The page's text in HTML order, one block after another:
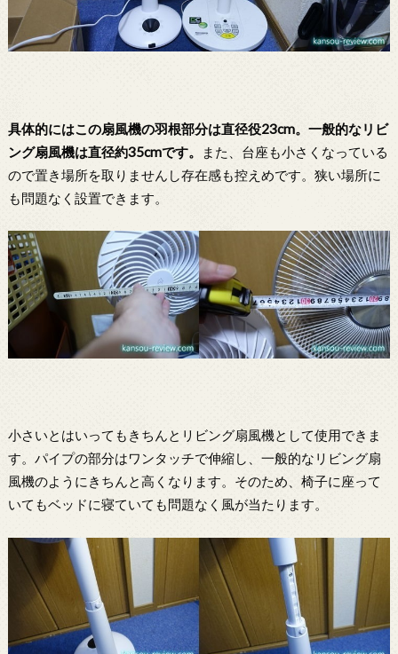
具体的にはこの扇風機の羽根部分は直径役23cm。一般的なリビ
ング扇風機は直径約35cmです。
また、台座も小さくなっている
ので置き場所を取りませんし存在感も控えめです。狭い場所に
も問題なく設置できます。
小さいとはいってもきちんとリビング扇風機として使用できま
す。パイプの部分はワンタッチで伸縮し、一般的なリビング扇
風機のようにきちんと高くなります。そのため、椅子に座って
いてもベッドに寝ていても問題なく風が当たります。